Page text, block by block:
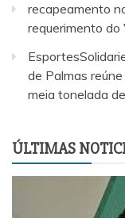
recapeamento
requerimento
de Palmas
meia tonelada
ÚLTIMAS